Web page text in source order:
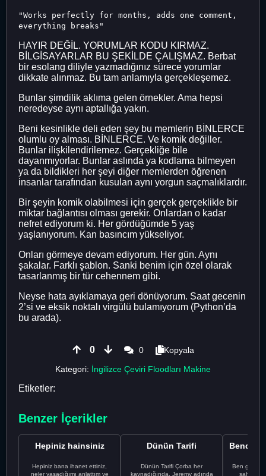
"Works perfectly for months, adds one comment,
everything breaks"
HAYIR DEĞİL. YORUMLAR KODU KIRMAZ.
BİLGİSAYARLAR BU ŞEKİLDE ÇALIŞMAZ. Berbat
bir esolang diliyle yazmadığınız sürece yorumlar
dikkate alınmaz. Bu tam anlamıyla gerçekleşemez.
Bunlar şimdilik aklıma gelen örnekler. Ama hepsi
neredeyse aynı aptallığa yakın.
Beni kesinlikle deli eden şey bu memlerin BİNLERCE
olumlu oy alması. BİNLERCE. Ve komik değiller.
Bunlar ilişkilendirilemez. Gerçekliğe bile
dayanmıyorlar. Bunlar aslında ya kodlama bilmeyen
ya da bildikleri her şeyi diğer memlerden öğrenen
insanlar tarafından kusulan aynı yorgun saçmalıklardır.
Bir şeyin komik olabilmesi için gerçek gerçeklikle bir
miktar bağlantısı olması gerekir. Onlardan o kadar
nefret ediyorum ki. Her gördüğümde 5 yaş
yaşlanıyorum. Kan basıncım yükseliyor.
Onları görmeye devam ediyorum. Her gün. Aynı
şakalar. Farklı şablon. Sanki benim için özel olarak
tasarlanmış bir tür cehennem gibi.
Neyse hata ayıklamaya geri dönüyorum. Saat gecenin
2’si ve eksik noktalı virgülü bulamıyorum (Python’da
bu arada).
0 0
Kopyala
Kategori: İngilizce Çeviri Floodları Makine
Etiketler:
Benzer İçerikler
Hepiniz hainsiniz
Hepiniz bana ihanet ettiniz,
neler yaşadığımı anlattım ve
Dünün Tarifi
Dünün Tarifi Çorba her
kaynadığında, Jeremy adında
Ben gururlu
sahip